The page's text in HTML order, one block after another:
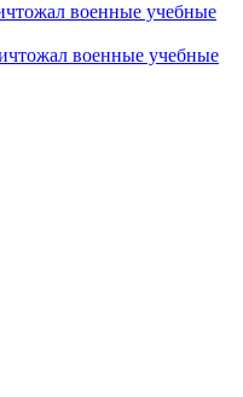
военные учебные
военные учебные